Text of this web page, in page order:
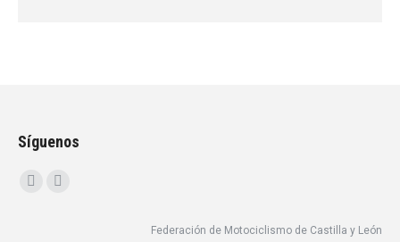
Síguenos
Encuéntranos en:
Federación de Motociclismo de Castilla y León